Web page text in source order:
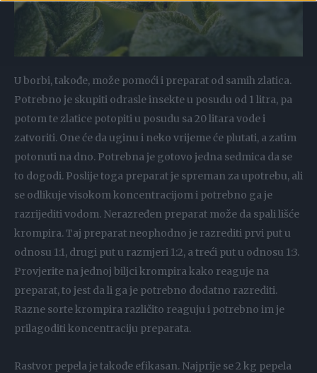
U borbi, takođe, može pomoći i preparat od samih zlatica.
Potrebno je skupiti odrasle insekte u posudu od 1 litra, pa
potom te zlatice potopiti u posudu sa 20 litara vode i
zatvoriti. One će da uginu i neko vrijeme će plutati, a zatim
potonuti na dno. Potrebna je gotovo jedna sedmica da se
to dogodi. Poslije toga preparat je spreman za upotrebu, ali
se odlikuje visokom koncentracijom i potrebno ga je
razrijediti vodom. Nerazređen preparat može da spali lišće
krompira. Taj preparat neophodno je razrediti prvi put u
odnosu 1:1, drugi put u razmjeri 1:2, a treći put u odnosu 1:3.
Provjerite na jednoj biljci krompira kako reaguje na
preparat, to jest da li ga je potrebno dodatno razrediti.
Razne sorte krompira različito reaguju i potrebno im je
prilagoditi koncentraciju preparata.
Rastvor pepela je takođe efikasan. Najprije se 2 kg pepela